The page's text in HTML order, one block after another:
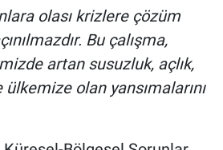
olası krizlere çözüm
Bu çalışma,
artan susuzluk, açlık,
olan yansımalarını